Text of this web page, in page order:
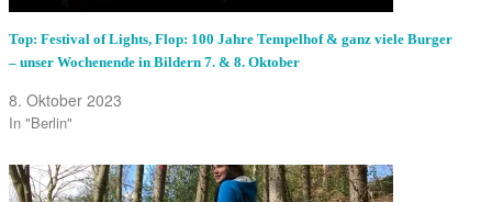
Top: Festival of Lights, Flop: 100 Jahre Tempelhof & ganz viele Burger
– unser Wochenende in Bildern 7. & 8. Oktober
8. Oktober 2023
In "Berlin"